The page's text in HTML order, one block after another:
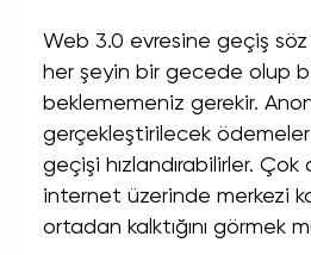
Web 3.0 evresine geçiş
her şeyin bir gecede olup
beklememeniz gerekir.
gerçekleştirilecek
geçişi hızlandırabilirler.
internet üzerinde merkezi
ortadan kalktığını görmek